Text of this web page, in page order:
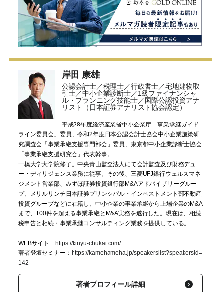
岸田 康雄
公認会計士／税理士／行政書士／宅地建物取
引士／中小企業診断士／1級ファイナンシャ
ル・プランニング技能士／国際公認投資アナ
リスト（日本証券アナリスト協会認定）
平成28年度経済産業省中小企業庁「事業承継ガイド
ライン委員会」委員、令和2年度日本公認会計士協会中小企業施策研
究調査会「事業承継支援専門部会」委員、東京都中小企業診断士協会
「事業承継支援研究会」代表幹事。
一橋大学大学院修了。中央青山監査法人にて会計監査及び財務デュ
ー・ディリジェンス業務に従事。その後、三菱UFJ銀行ウェルスマネ
ジメント営業部、みずほ証券投資銀行部M&Aアドバイザリーグルー
プ、メリルリンチ日本証券プリンシパル・インベストメント部不動産
投資グループなどに在籍し、中小企業の事業承継から上場企業のM&A
まで、100件を超える事業承継とM&A実務を遂行した。現在は、相続
税申告と相続・事業承継コンサルティング業務を提供している。
WEBサイト
https://kinyu-chukai.com/
著者登壇セミナー： https://kamehameha.jp/speakerslist?speakersid=
142
著者プロフィール詳細